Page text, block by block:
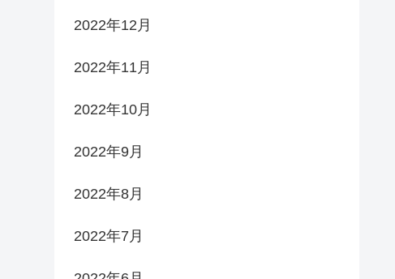
2022年12月
2022年11月
2022年10月
2022年9月
2022年8月
2022年7月